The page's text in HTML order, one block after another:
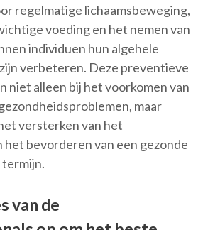
regelmatige lichaamsbeweging,
voeding en het nemen van
individuen hun algehele
verbeteren. Deze preventieve
niet alleen bij het voorkomen van
maar
versterken van het
het bevorderen van een gezonde
termijn.
van de